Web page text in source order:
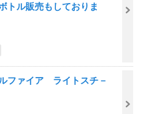
トル販売もしておりま
ファイア ライトスチ－